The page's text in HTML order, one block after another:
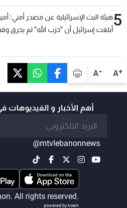
A+
A-
5هيئة البث الإسرائيلية عن مصدر أمني:
أبلغت إسرائيل أن "حزب الله" لم يخرق
عدم التصعيد خشية أن يؤثر ذلك على
أهم الأخبار و الفيديوهات
@mtvlebanonnews
All rights reserved.
powered by koein